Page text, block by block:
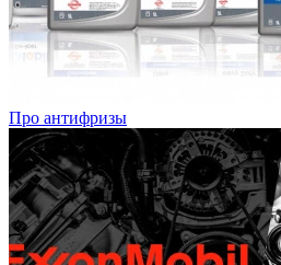
Про антифризы